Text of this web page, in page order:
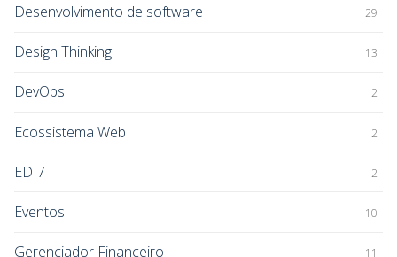
Desenvolvimento de software 29
Design Thinking 13
DevOps 2
Ecossistema Web 2
EDI7 2
Eventos 10
Gerenciador Financeiro 11